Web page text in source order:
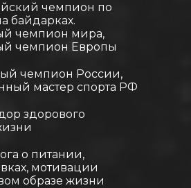
о питании,
мотивации
образе жизни
чемпион России,
мастер спорта РФ
здорового
чемпион по
байдарках.
чемпион мира,
чемпион Европы